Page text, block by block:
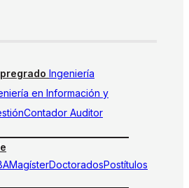
Ingeniería
en Información y
Contador Auditor
MagísterDoctoradosPostítulos